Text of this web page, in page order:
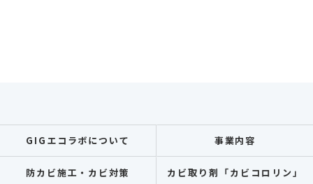
GIGエコラボについて 事業内容
防カビ施工・カビ対策 カビ取り剤「カビコロリン」